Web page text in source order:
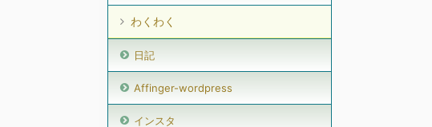
わくわく
日記
Affinger-wordpress
インスタ